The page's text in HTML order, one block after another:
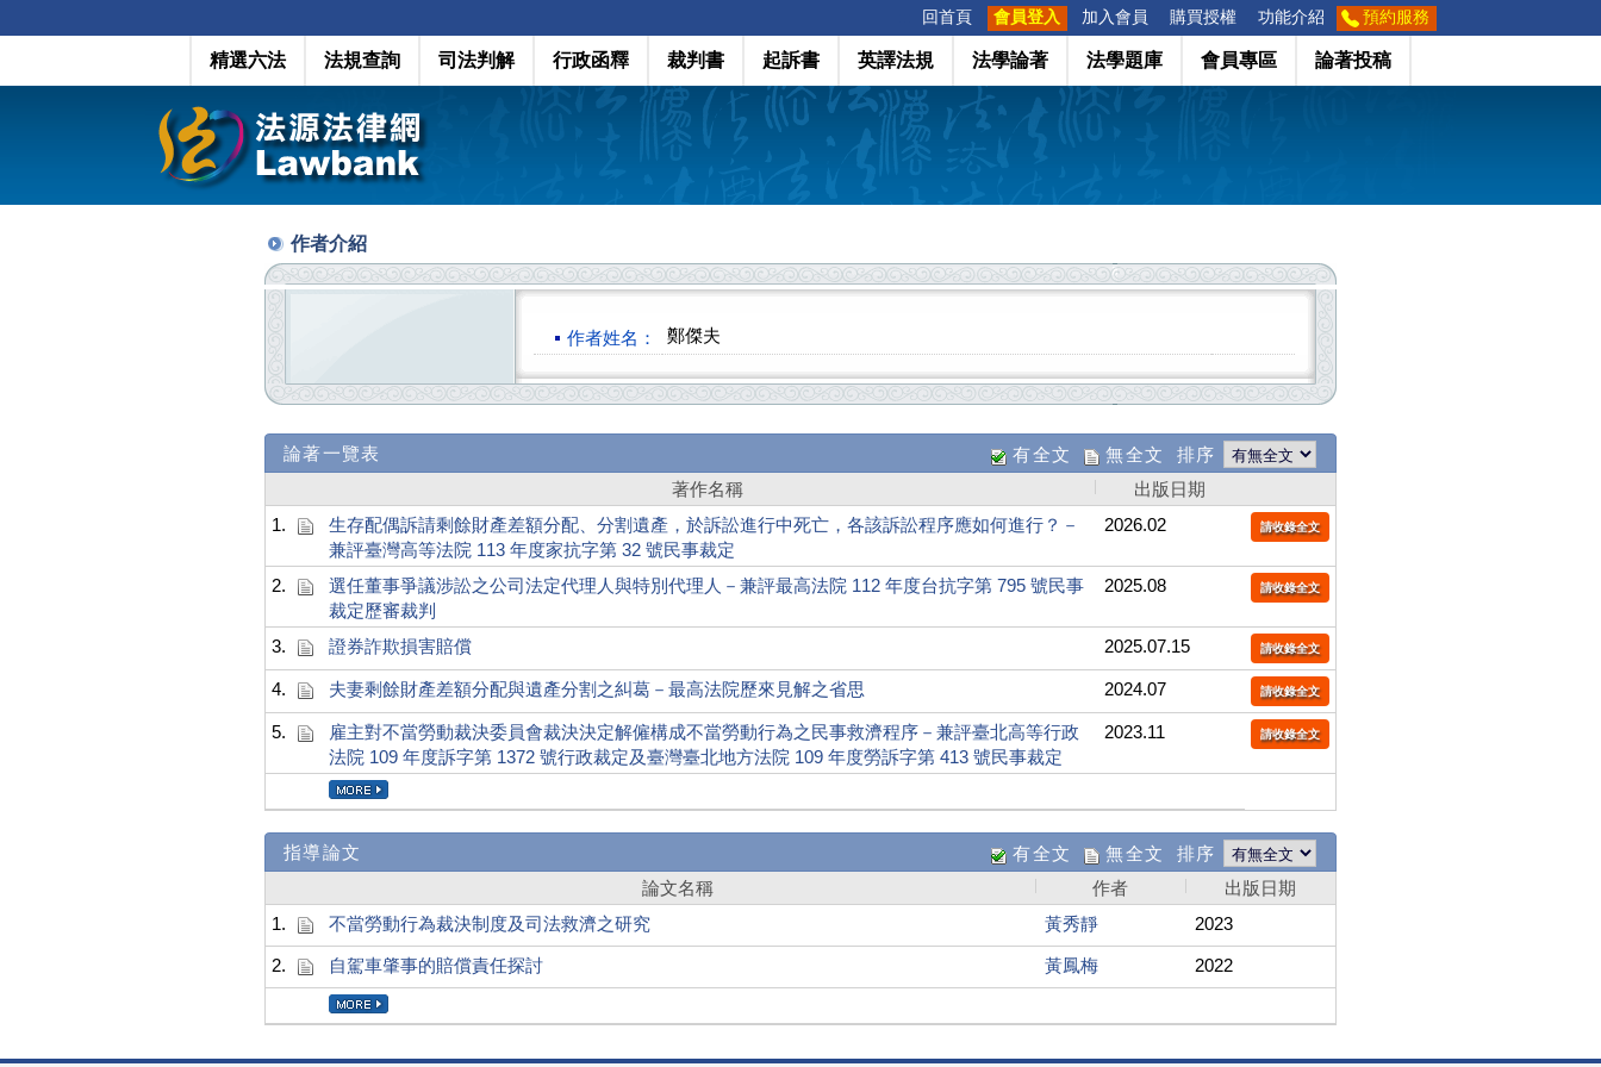
回首頁 會員登入 加入會員 購買授權 功能介紹 預約服務
精選六法 法規查詢 司法判解 行政函釋 裁判書 起訴書 英譯法規 法學論著 法學題庫 會員專區 論著投稿
作者介紹
作者姓名： 鄭傑夫
論著一覽表 有全文 無全文 排序
著作名稱
出版日期
1.
生存配偶訴請剩餘財產差額分配、分割遺產，於訴訟進行中死亡，各該訴訟程序應如何進行？－
兼評臺灣高等法院 113 年度家抗字第 32 號民事裁定
2026.02 請收錄全文
2.
選任董事爭議涉訟之公司法定代理人與特別代理人－兼評最高法院 112 年度台抗字第 795 號民事
裁定歷審裁判
2025.08 請收錄全文
3. 證券詐欺損害賠償 2025.07.15 請收錄全文
4. 夫妻剩餘財產差額分配與遺產分割之糾葛－最高法院歷來見解之省思 2024.07 請收錄全文
5.
雇主對不當勞動裁決委員會裁決決定解僱構成不當勞動行為之民事救濟程序－兼評臺北高等行政
法院 109 年度訴字第 1372 號行政裁定及臺灣臺北地方法院 109 年度勞訴字第 413 號民事裁定
2023.11 請收錄全文
指導論文 有全文 無全文 排序
論文名稱 作者
出版日期
1.
不當勞動行為裁決制度及司法救濟之研究 黃秀靜 2023
2. 自駕車肇事的賠償責任探討 黃鳳梅 2022